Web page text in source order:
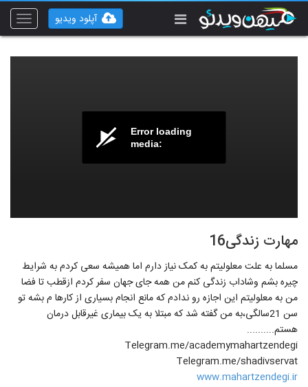
Toggle
آپلود ویدیو
Error loading
media:
مهارت زندگی16
مسلما به علت معلولیتم به کمک نیاز دارم اما همیشه سعی کردم به شرایط
چیره بشم وشاداب زندگی کنم من همه جای جهان سفر کردم ازقطب تا فضا
من به معلولیتم این اجازه رو ندادم که مانع انجام بسیاری از کارها م بشه تو
سن 21سالگی،به من گفته شد که مبتلا به یک بیماری غیرقابل درمان
هستم..........
Telegram.me/academymahartzendegi
Telegram.me/shadivservat
www.mahartzendegi.ir